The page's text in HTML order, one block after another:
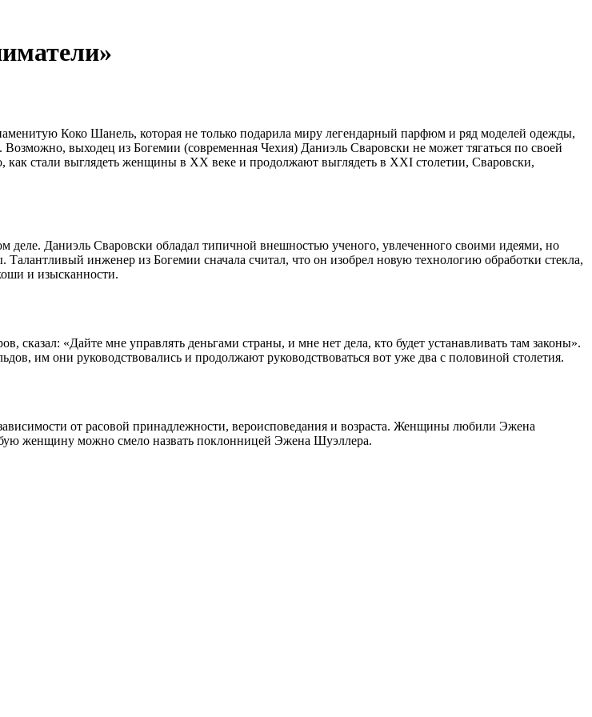
Коко Шанель, которая не только подарила миру легендарный парфюм и ряд моделей одежды,
выходец из Богемии (современная Чехия) Даниэль Сваровски не может тягаться по своей
стали выглядеть женщины в XX веке и продолжают выглядеть в XXI столетии, Сваровски,
деле. Даниэль Сваровски обладал типичной внешностью ученого, увлеченного своими идеями, но
инженер из Богемии сначала считал, что он изобрел новую технологию обработки стекла,
и изысканности.
сказал: «Дайте мне управлять деньгами страны, и мне нет дела, кто будет устанавливать там законы».
им они руководствовались и продолжают руководствоваться вот уже два с половиной столетия.
от расовой принадлежности, вероисповедания и возраста. Женщины любили Эжена
женщину можно смело назвать поклонницей Эжена Шуэллера.